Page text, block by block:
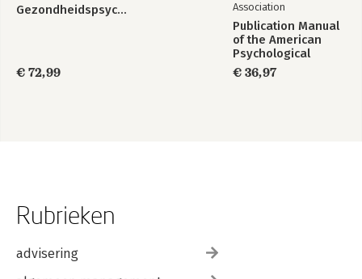
Gezondheidspsychologie
€ 72,99
Association
Publication Manual
of the American
Psychological
Association 2020
€ 36,97
Rubrieken
advisering